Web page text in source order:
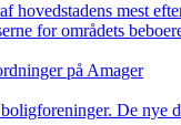
mest
for områdets
på Amager
De